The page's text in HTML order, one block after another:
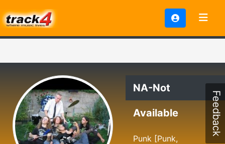
NA-Not
Available
Punk [Punk,
Feedback